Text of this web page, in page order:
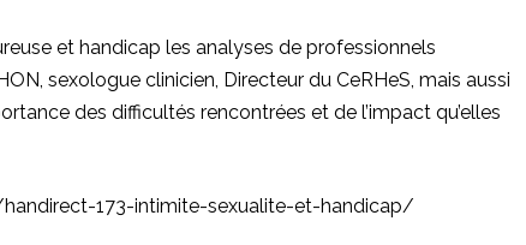
et handicap les analyses de professionnels
sexologue clinicien, Directeur du CeRHeS, mais aussi
des difficultés rencontrées et de l’impact qu’elles
173-intimite-sexualite-et-handicap/